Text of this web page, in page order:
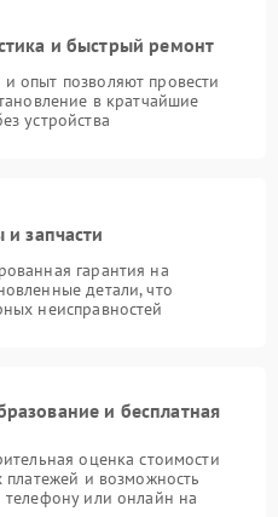
и быстрый ремонт
опыт позволяют провести
в кратчайшие
устройства
и запчасти
гарантия на
детали, что
неисправностей
и бесплатная
оценка стоимости
платежей и возможность
телефону или онлайн на